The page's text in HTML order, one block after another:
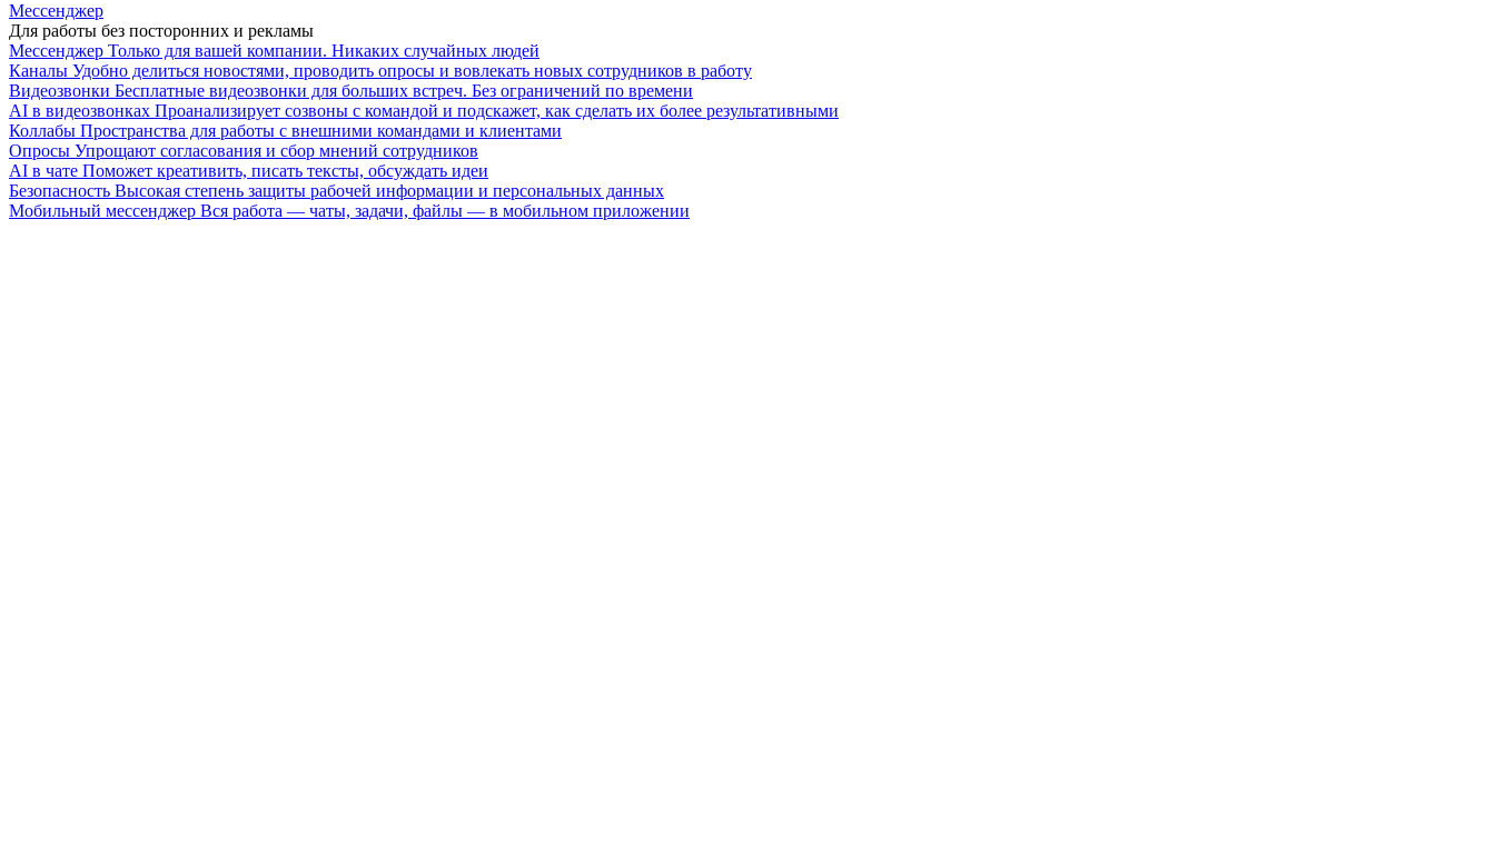
Мессенджер
Для работы без посторонних и рекламы
Мессенджер Только для вашей компании. Никаких случайных людей
Каналы Удобно делиться новостями, проводить опросы и вовлекать новых сотрудников в работу
Видеозвонки Бесплатные видеозвонки для больших встреч. Без ограничений по времени
AI в видеозвонках Проанализирует созвоны с командой и подскажет, как сделать их более результативными
Коллабы Пространства для работы с внешними командами и клиентами
Опросы Упрощают согласования и сбор мнений сотрудников
AI в чате Поможет креативить, писать тексты, обсуждать идеи
Безопасность Высокая степень защиты рабочей информации и персональных данных
Мобильный мессенджер Вся работа — чаты, задачи, файлы — в мобильном приложении